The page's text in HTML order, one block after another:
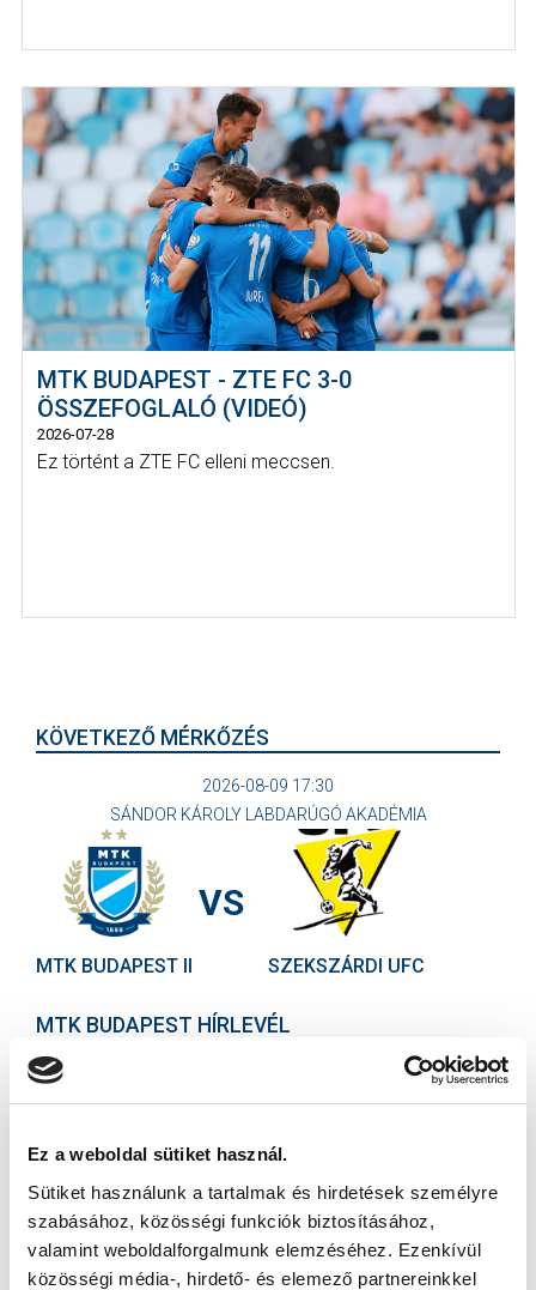
Ez a weboldal sütiket használ.
Sütiket használunk a tartalmak és hirdetések személyre
szabásához, közösségi funkciók biztosításához,
valamint weboldalforgalmunk elemzéséhez. Ezenkívül
közösségi média-, hirdető- és elemező partnereinkkel
MTK BUDAPEST - ZTE FC 3-0
ÖSSZEFOGLALÓ (VIDEÓ)
2026-07-28
Ez történt a ZTE FC elleni meccsen.
KÖVETKEZŐ MÉRKŐZÉS
2026-08-09 17:30
SÁNDOR KÁROLY LABDARÚGÓ AKADÉMIA
MTK BUDAPEST II
VS
SZEKSZÁRDI UFC
MTK BUDAPEST HÍRLEVÉL
Ne maradjon le egy eseményről sem! Iratkozzon fel ingyenes
Elfogadom azAdatvédelmi tájékoztatót !